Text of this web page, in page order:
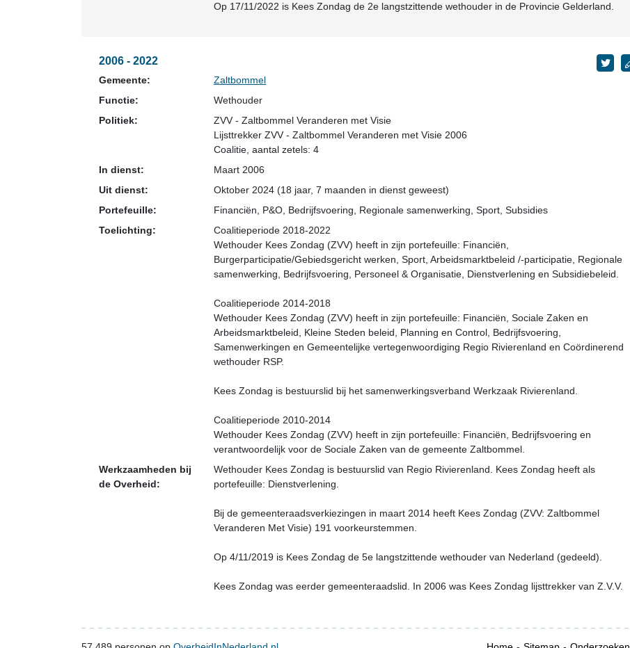
Op 17/11/2022 is Kees Zondag de 2e langstzittende wethouder in de Provincie Gelderland.
2006 - 2022
Gemeente:
Zaltbommel
Functie:
Wethouder
Politiek:
ZVV - Zaltbommel Veranderen met Visie
Lijsttrekker ZVV - Zaltbommel Veranderen met Visie 2006
Coalitie , aantal zetels: 4
In dienst:
Maart 2006
Uit dienst:
Oktober 2024 (18 jaar, 7 maanden in dienst geweest)
Portefeuille:
Financiën, P&O, Bedrijfsvoering, Regionale samenwerking, Sport, Subsidies
Toelichting:
Coalitieperiode 2018-2022
Wethouder Kees Zondag (ZVV) heeft in zijn portefeuille: Financiën,
Burgerparticipatie/Gebiedsgericht werken, Sport, Arbeidsmarktbeleid /-participatie, Regionale
samenwerking, Bedrijfsvoering, Personeel & Organisatie, Dienstverlening en Subsidiebeleid.
Coalitieperiode 2014-2018
Wethouder Kees Zondag (ZVV) heeft in zijn portefeuille: Financiën, Sociale Zaken en
Arbeidsmarktbeleid, Kleine Steden beleid, Planning en Control, Bedrijfsvoering,
Samenwerkingen en Gemeentelijke vertegenwoordiging Regio Rivierenland en Coördinerend
wethouder RSP.
Kees Zondag is bestuurslid bij het samenwerkingsverband Werkzaak Rivierenland.
Coalitieperiode 2010-2014
Wethouder Kees Zondag (ZVV) heeft in zijn portefeuille: Financiën, Bedrijfsvoering en
verantwoordelijk voor de Sociale Zaken van de gemeente Zaltbommel.
Werkzaamheden bij
de Overheid:
Wethouder Kees Zondag is bestuurslid van Regio Rivierenland. Kees Zondag heeft als
portefeuille: Dienstverlening.
Bij de gemeenteraadsverkiezingen in maart 2014 heeft Kees Zondag (ZVV: Zaltbommel
Veranderen Met Visie) 191 voorkeurstemmen.
Op 4/11/2019 is Kees Zondag de 5e langstzittende wethouder van Nederland (gedeeld).
Kees Zondag was eerder gemeenteraadslid. In 2006 was Kees Zondag lijsttrekker van Z.V.V.